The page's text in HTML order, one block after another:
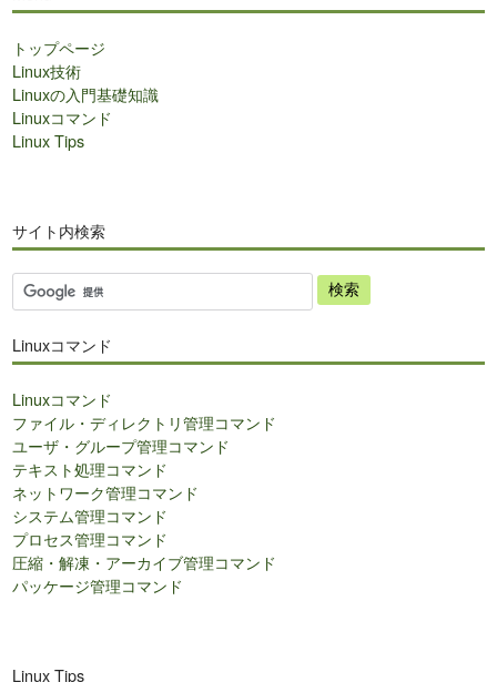
トップページ
Linux技術
Linuxの入門基礎知識
Linuxコマンド
Linux Tips
サイト内検索
サ
イ
内
索
Linuxコマンド
Linuxコマンド
ファイル・ディレクトリ管理コマンド
ユーザ・グループ管理コマンド
テキスト処理コマンド
ネットワーク管理コマンド
システム管理コマンド
プロセス管理コマンド
圧縮・解凍・アーカイブ管理コマンド
パッケージ管理コマンド
Linux Tips